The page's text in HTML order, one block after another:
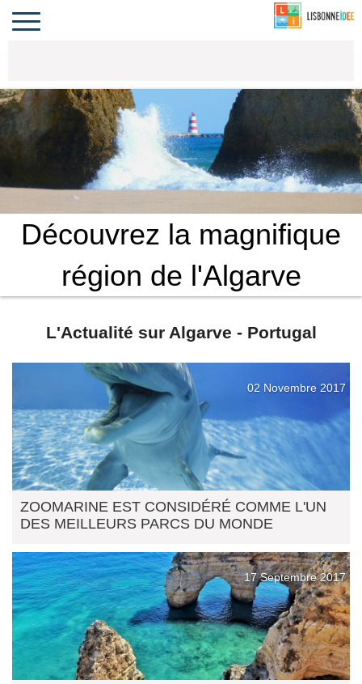
LE PORTUGAL
Toggle
navigation
Découvrez la magnifique
région de l'Algarve
L'Actualité sur Algarve - Portugal
02 Novembre 2017
ZOOMARINE EST CONSIDÉRÉ COMME L'UN
DES MEILLEURS PARCS DU MONDE
17 Septembre 2017